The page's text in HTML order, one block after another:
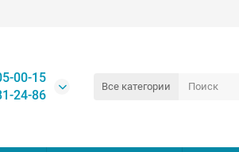
Все категории
00-15
24-86